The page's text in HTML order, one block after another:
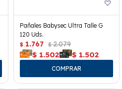
Pañales Babysec Ultra Talle G
120 Uds.
$ 1.767 $ 2.079
$ 1.502 $ 1.502